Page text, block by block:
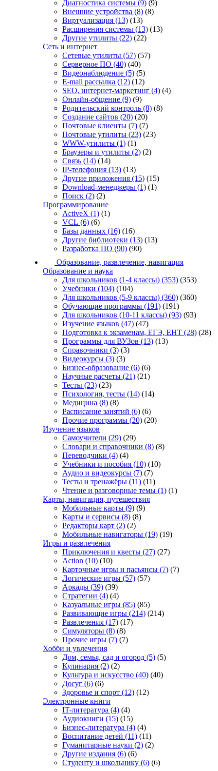
Диагностика системы (9) (9)
Внешние устройства (8) (8)
Виртуализация (13) (13)
Расширения системы (13) (13)
Другие утилиты (22) (22)
Сеть и интернет
Сетевые утилиты (57) (57)
Серверное ПО (40) (40)
Видеонаблюдение (5) (5)
E-mail рассылка (12) (12)
SEO, интернет-маркетинг (4) (4)
Онлайн-общение (9) (9)
Родительский контроль (8) (8)
Создание сайтов (20) (20)
Почтовые клиенты (7) (7)
Почтовые утилиты (23) (23)
WWW-утилиты (1) (1)
Браузеры и утилиты (2) (2)
Связь (14) (14)
IP-телефония (13) (13)
Другие приложения (15) (15)
Download-менеджеры (1) (1)
Поиск (2) (2)
Программирование
ActiveX (1) (1)
VCL (6) (6)
Базы данных (16) (16)
Другие библиотеки (13) (13)
Разработка ПО (90) (90)
Образование, развлечение, навигация
Образование и наука
Для школьников (1-4 классы) (353) (353)
Учебники (104) (104)
Для школьников (5-9 классы) (360) (360)
Обучающие программы (191) (191)
Для школьников (10-11 классы) (93) (93)
Изучение языков (47) (47)
Подготовка к экзаменам, ЕГЭ, ЕНТ (28) (28)
Программы для ВУЗов (13) (13)
Справочники (3) (3)
Видеокурсы (3) (3)
Бизнес-образование (6) (6)
Научные расчеты (21) (21)
Тесты (23) (23)
Психология, тесты (14) (14)
Медицина (8) (8)
Расписание занятий (6) (6)
Прочие программы (20) (20)
Изучение языков
Самоучители (29) (29)
Словари и справочники (8) (8)
Переводчики (4) (4)
Учебники и пособия (10) (10)
Аудио и видеокурсы (7) (7)
Тесты и тренажёры (11) (11)
Чтение и разговорные темы (1) (1)
Карты, навигация, путешествия
Мобильные карты (9) (9)
Карты и сервисы (8) (8)
Редакторы карт (2) (2)
Мобильные навигаторы (19) (19)
Игры и развлечения
Приключения и квесты (27) (27)
Action (10) (10)
Карточные игры и пасьянсы (7) (7)
Логические игры (57) (57)
Аркады (39) (39)
Стратегии (4) (4)
Казуальные игры (85) (85)
Развивающие игры (214) (214)
Развлечения (17) (17)
Симуляторы (8) (8)
Прочие игры (7) (7)
Хобби и увлечения
Дом, семья, сад и огород (5) (5)
Кулинария (2) (2)
Культура и искусство (40) (40)
Досуг (6) (6)
Здоровье и спорт (12) (12)
Электронные книги
IT-литература (4) (4)
Аудиокниги (15) (15)
Бизнес-литература (4) (4)
Воспитание детей (11) (11)
Гуманитарные науки (2) (2)
Другие издания (6) (6)
Студенту и школьнику (6) (6)